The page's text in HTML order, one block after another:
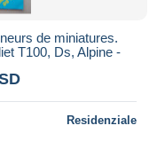
de miniatures.
T100, Ds, Alpine -
Residenziale